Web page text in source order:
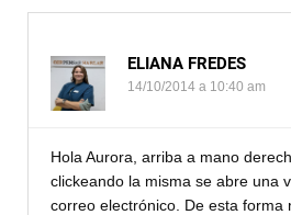
ELIANA FREDES
14/10/2014 a 10:40 am
Hola Aurora, arriba a mano
clickeando la misma se abre una
correo electrónico. De esta forma